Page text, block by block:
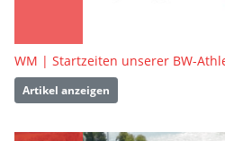
WM | Startzeiten unserer BW-
Artikel anzeigen